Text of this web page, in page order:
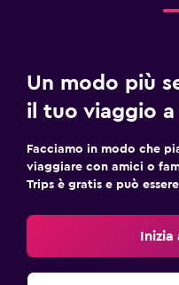
Un modo più
il tuo viaggio a
Facciamo in modo che
viaggiare con amici o
Trips è gratis e può
Inizia